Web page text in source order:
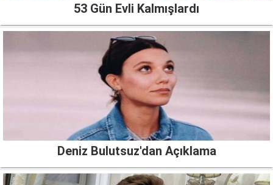
53 Gün Evli Kalmışlardı
Deniz Bulutsuz'dan Açıklama